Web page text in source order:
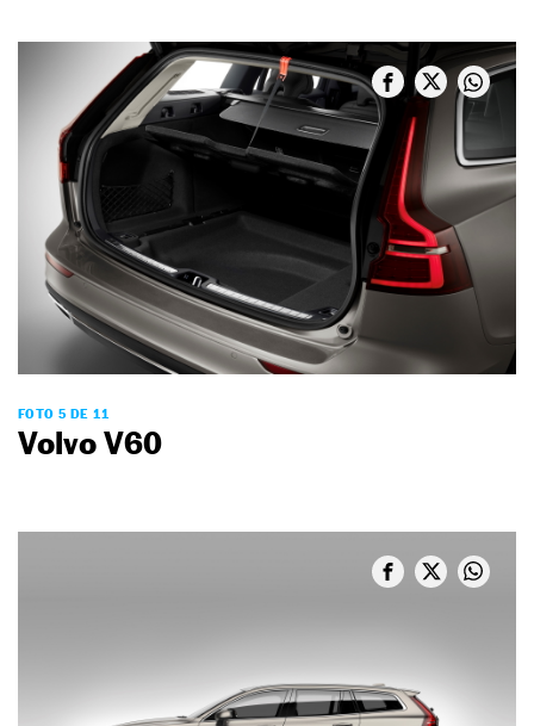
FOTO 5 DE 11
Volvo V60